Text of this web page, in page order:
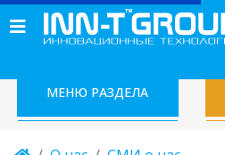
МЕНЮ РАЗДЕЛА